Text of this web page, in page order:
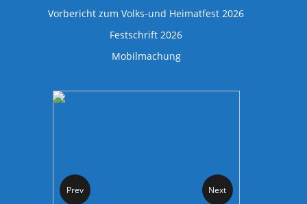
Vorbericht zum Volks-und Heimatfest 2026
Festschrift 2026
Mobilmachung
Prev Next